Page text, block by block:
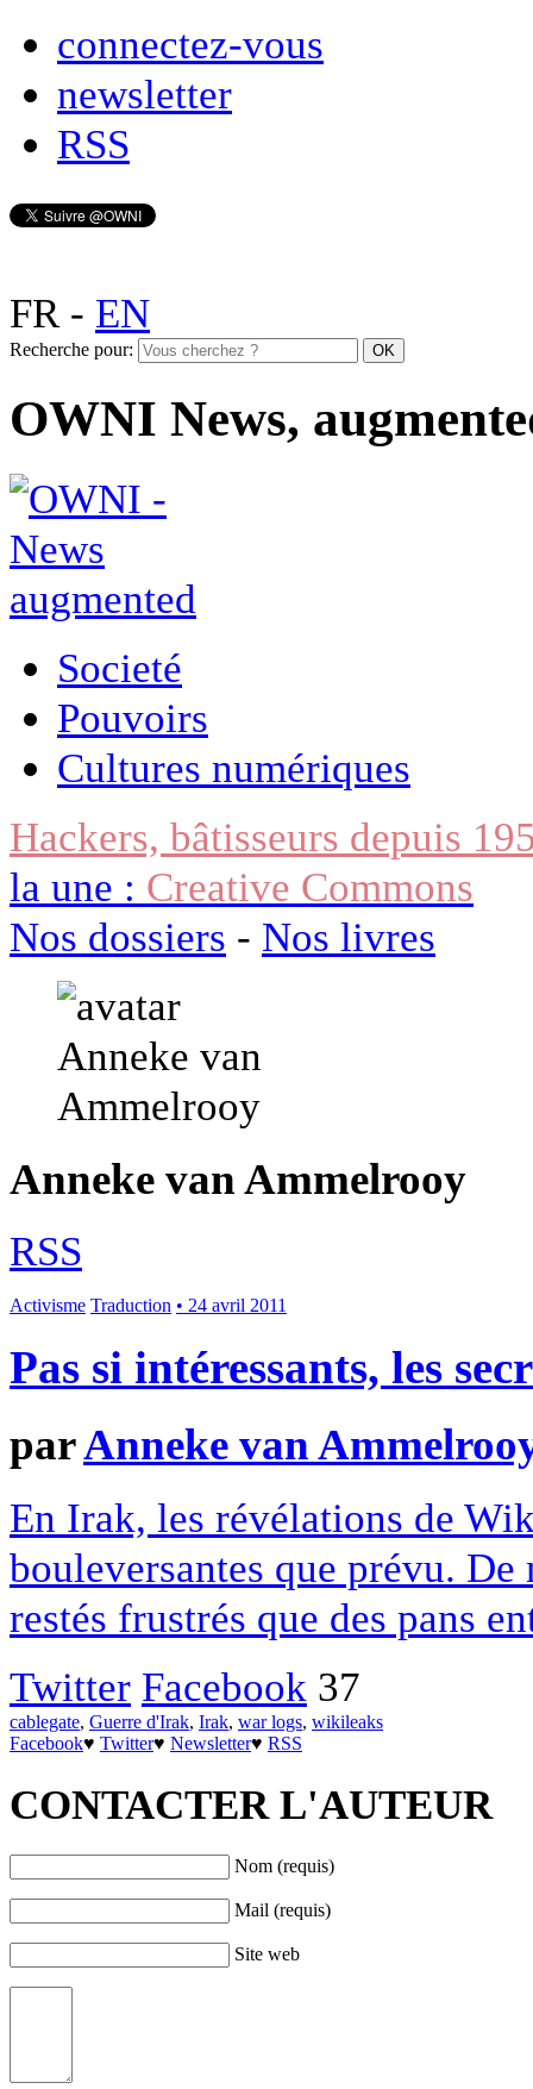
connectez-vous
newsletter
RSS
FR- EN
Recherche pour:
OWNI News,
Societé
Pouvoirs
Cultures numériques
Hackers, bâtisseurs depuis
la une : Creative Commons
Nos dossiers - Nos livres
Anneke van Ammelrooy
RSS
Activisme Traduction • 24 avril 2011
Pas si intéressants, les
parAnneke van
En Irak, les révélations de
bouleversantes que prévu.
restés frustrés que des pans
Twitter Facebook 37
cablegate, Guerre d'Irak, Irak, war logs, wikileaks
Facebook♥ Twitter♥ Newsletter♥ RSS
CONTACTER L'AUTEUR
Nom (requis)
Mail (requis)
Site web